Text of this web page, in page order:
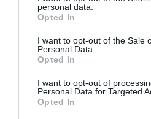
personal data.
Opted In
I want to opt-out of the Sale
Personal Data.
Opted In
I want to opt-out of
Personal Data for Targeted
Opted In
Εργαλεία Κήπου Easi-Grip®:
ασθενές κράτημα ή
Με το60% της παραγωγής
διανομείς παγκοσμίως,
καθημερινή διαβίωση των
σωματικές προκλήσεις
λύσεις υψηλής ποιότητας